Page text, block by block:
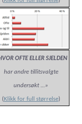
OFTE ELLER SJELDEN
har andre tillitsvalgte
undersøkt ...»
( Klikk for full størrelse)